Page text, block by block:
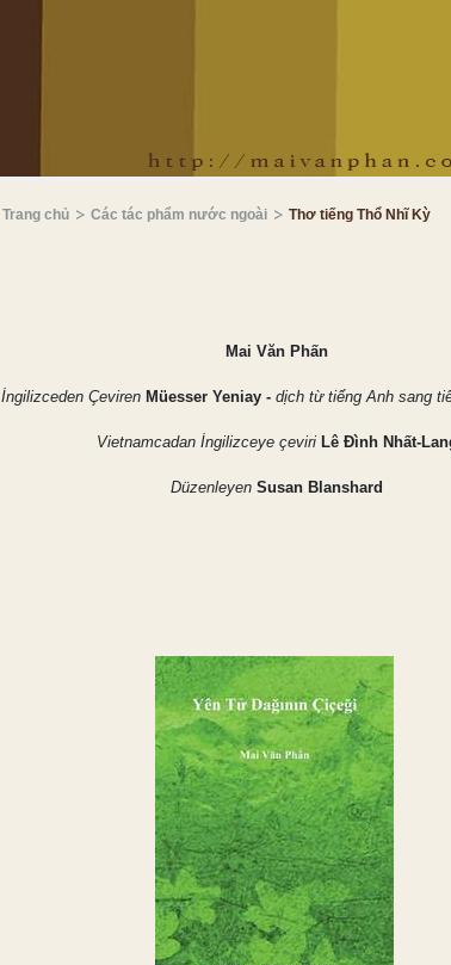
Trang chủ Các tác phẩm nước ngoài Thơ tiếng Thổ Nhĩ Kỳ
Mai Văn Phấn
İngilizceden Çeviren Müesser Yeniay - dịch từ tiếng Anh sang
Vietnamcadan İngilizceye çeviri Lê Đình Nhất-
Düzenleyen Susan Blanshard